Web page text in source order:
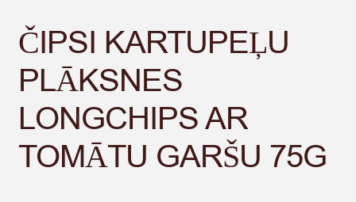
ČIPSI KARTUPEĻU
PLĀKSNES
LONGCHIPS AR
TOMĀTU GARŠU 75G